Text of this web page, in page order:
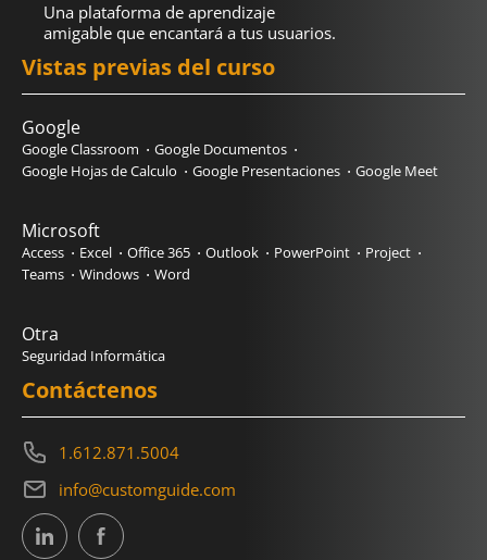
Una plataforma de aprendizaje
amigable que encantará a tus usuarios.
Vistas previas del curso
Google
Google Classroom
Google Documentos
Google Hojas de Calculo
Google Presentaciones Google Meet
Microsoft
Access Excel Office 365 Outlook PowerPoint
Project
Teams
Windows Word
Otra
Seguridad Informática
Contáctenos
1.612.871.5004
info@customguide.com